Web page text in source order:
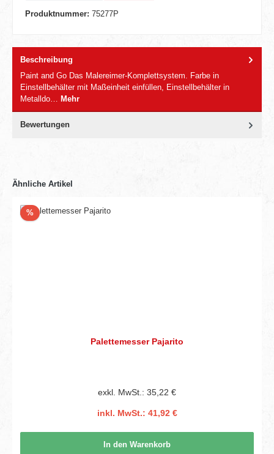
Produktnummer: 75277P
Beschreibung
Paint and Go Das Malereimer-Komplettsystem. Farbe in
Einstellbehälter mit Maßeinheit einfüllen, Einstellbehälter in
Metalldo… Mehr
Bewertungen
Ähnliche Artikel
%Rabatt
Palettemesser Pajarito
exkl. MwSt.: 35,22 €
inkl. MwSt.: 41,92 €
In den Warenkorb